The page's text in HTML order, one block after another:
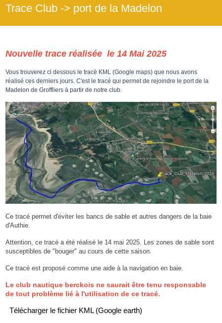
Trace Club -> port de la Madelon
Nouvelle trace réalisée le 14 Mai 2025
Vous trouverez ci dessous le tracé KML (Google maps) que nous avons
réalisé ces derniers jours. C'est le tracé qui permet de rejoindre le port de la
Madelon de Groffliers à partir de notre club.
Ce tracé permet d'éviter les bancs de sable et autres dangers de la baie
d'Authie.
Attention, ce tracé a été réalisé le 14 mai 2025. Les zones de sable sont
susceptibles de "bouger" au cours de cette saison.
Ce tracé est proposé comme une aide à la navigation en baie.
Le club nautique berckois ne saurait être tenu responsable
de tout problème lié à l'utilisation de ce tracé.
Télécharger le fichier KML (Google earth)